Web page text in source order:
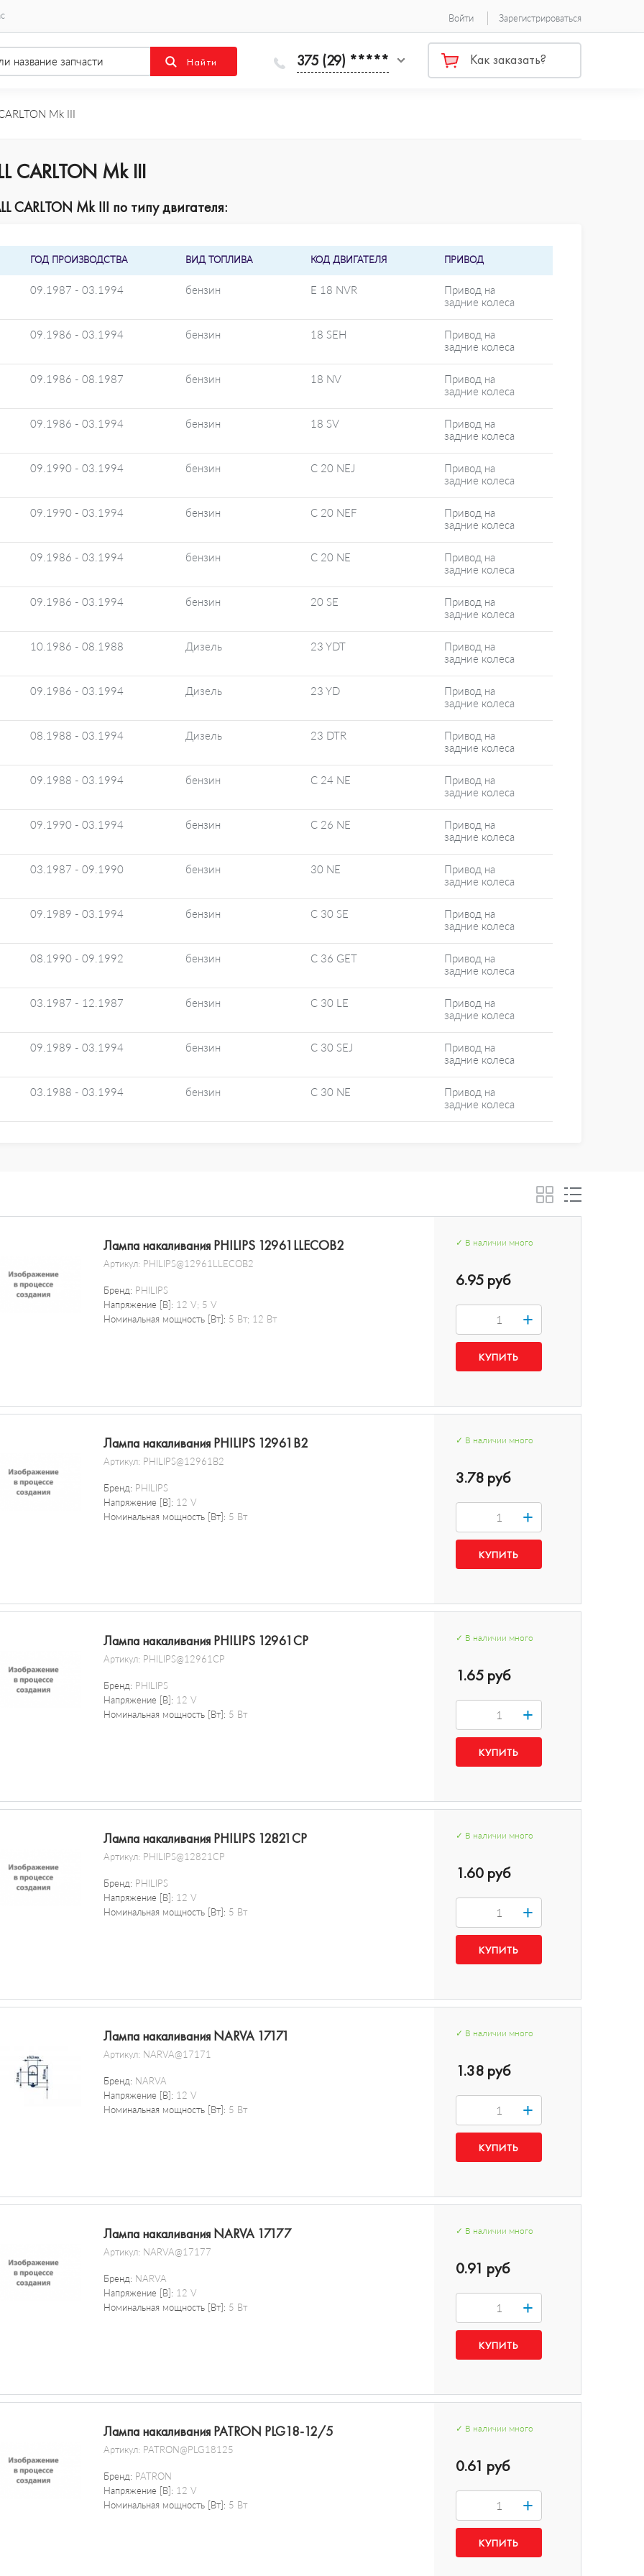
Войти Зарегистрироваться
375 (29) ***** Как заказать?
Mk III
CARLTON Mk III
CARLTON Mk III по типу двигателя:
ГОД ПРОИЗВОДСТВА ВИД ТОПЛИВА КОД ДВИГАТЕЛЯ ПРИВОД
09.1987 - 03.1994 бензин E 18 NVR
Привод на
задние колеса
09.1986 - 03.1994 бензин 18 SEH
Привод на
задние колеса
09.1986 - 08.1987 бензин 18 NV
Привод на
задние колеса
09.1986 - 03.1994 бензин 18 SV
Привод на
задние колеса
09.1990 - 03.1994 бензин C 20 NEJ
Привод на
задние колеса
09.1990 - 03.1994 бензин C 20 NEF
Привод на
задние колеса
09.1986 - 03.1994 бензин C 20 NE
Привод на
задние колеса
09.1986 - 03.1994 бензин 20 SE
Привод на
задние колеса
10.1986 - 08.1988 Дизель 23 YDT
Привод на
задние колеса
09.1986 - 03.1994 Дизель 23 YD
Привод на
задние колеса
08.1988 - 03.1994 Дизель 23 DTR
Привод на
задние колеса
09.1988 - 03.1994 бензин C 24 NE
Привод на
задние колеса
09.1990 - 03.1994 бензин C 26 NE
Привод на
задние колеса
03.1987 - 09.1990 бензин 30 NE
Привод на
задние колеса
09.1989 - 03.1994 бензин C 30 SE
Привод на
задние колеса
08.1990 - 09.1992 бензин C 36 GET
Привод на
задние колеса
03.1987 - 12.1987 бензин C 30 LE
Привод на
задние колеса
09.1989 - 03.1994 бензин C 30 SEJ
Привод на
задние колеса
03.1988 - 03.1994 бензин C 30 NE
Привод на
задние колеса
Лампа накаливания PHILIPS 12961LLECOB2
Артикул: PHILIPS@12961LLECOB2
Бренд: PHILIPS
Напряжение [В]: 12 V; 5 V
Номинальная мощность [Вт]: 5 Вт; 12 Вт
✓ В наличии много
6.95 руб
+
Лампа накаливания PHILIPS 12961B2
Артикул: PHILIPS@12961B2
Бренд: PHILIPS
Напряжение [В]: 12 V
Номинальная мощность [Вт]: 5 Вт
✓ В наличии много
3.78 руб
+
Лампа накаливания PHILIPS 12961CP
Артикул: PHILIPS@12961CP
Бренд: PHILIPS
Напряжение [В]: 12 V
Номинальная мощность [Вт]: 5 Вт
✓ В наличии много
1.65 руб
+
Лампа накаливания PHILIPS 12821CP
Артикул: PHILIPS@12821CP
Бренд: PHILIPS
Напряжение [В]: 12 V
Номинальная мощность [Вт]: 5 Вт
✓ В наличии много
1.60 руб
+
Лампа накаливания NARVA 17171
Артикул: NARVA@17171
Бренд: NARVA
Напряжение [В]: 12 V
Номинальная мощность [Вт]: 5 Вт
✓ В наличии много
1.38 руб
+
Лампа накаливания NARVA 17177
Артикул: NARVA@17177
Бренд: NARVA
Напряжение [В]: 12 V
Номинальная мощность [Вт]: 5 Вт
✓ В наличии много
0.91 руб
+
Лампа накаливания PATRON PLG18-12/5
Артикул: PATRON@PLG18125
Бренд: PATRON
Напряжение [В]: 12 V
Номинальная мощность [Вт]: 5 Вт
✓ В наличии много
0.61 руб
+